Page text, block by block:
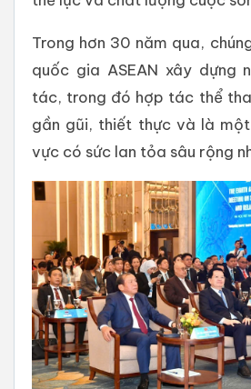
Trong hơn 30 năm qua,
quốc gia ASEAN xây dựng
tác, trong đó hợp tác thể
gần gũi, thiết thực và là
vực có sức lan tỏa sâu rộng